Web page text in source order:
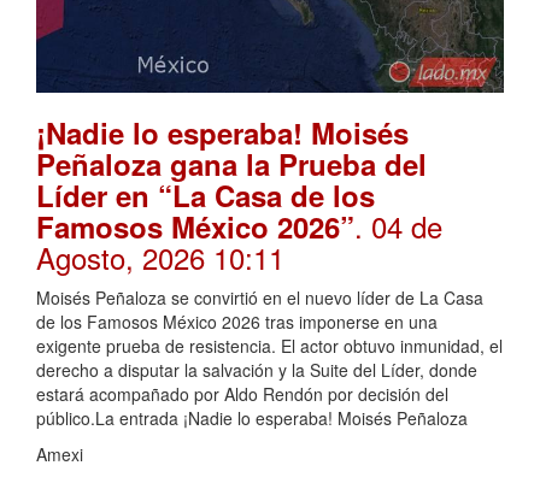
¡Nadie lo esperaba! Moisés
Peñaloza gana la Prueba del
Líder en “La Casa de los
Famosos México 2026”. 04 de
Agosto, 2026 10:11
Moisés Peñaloza se convirtió en el nuevo líder de La Casa
de los Famosos México 2026 tras imponerse en una
exigente prueba de resistencia. El actor obtuvo inmunidad, el
derecho a disputar la salvación y la Suite del Líder, donde
estará acompañado por Aldo Rendón por decisión del
público.La entrada ¡Nadie lo esperaba! Moisés Peñaloza
Amexi